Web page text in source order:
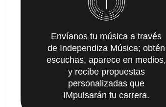
Envíanos tu música a través
de Independiza Música; obtén
escuchas, aparece en medios,
y recibe propuestas
personalizadas que
IMpulsarán tu carrera.